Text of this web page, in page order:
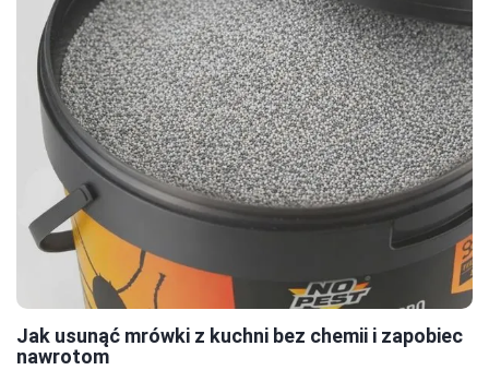
Jak usunąć mrówki z kuchni bez chemii i zapobiec
nawrotom